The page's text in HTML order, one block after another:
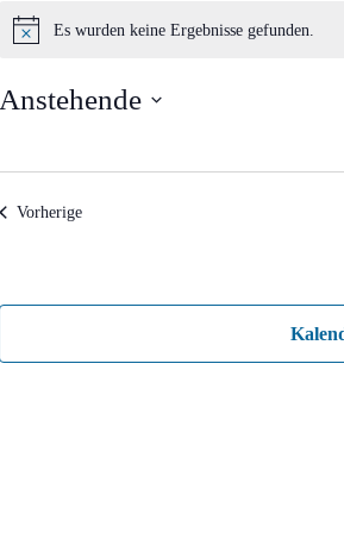
Veranstaltungen
Hinweis
Es wurden keine Ergebnisse gefunden.
Anstehende
VorherigeVeranstaltungen